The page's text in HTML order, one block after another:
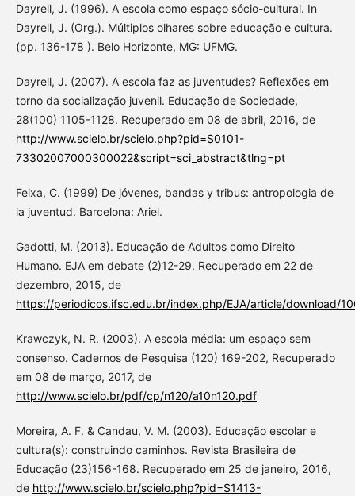
Dayrell, J. (1996). A escola como espaço sócio-cultural. In
Dayrell, J. (Org.). Múltiplos olhares sobre educação e cultura.
(pp. 136-178 ). Belo Horizonte, MG: UFMG.
Dayrell, J. (2007). A escola faz as juventudes? Reflexões em
torno da socialização juvenil. Educação de Sociedade,
28(100) 1105-1128. Recuperado em 08 de abril, 2016, de
http://www.scielo.br/scielo.php?pid=S0101-
73302007000300022&script=sci_abstract&tlng=pt
Feixa, C. (1999) De jóvenes, bandas y tribus: antropologia de
la juventud. Barcelona: Ariel.
Gadotti, M. (2013). Educação de Adultos como Direito
Humano. EJA em debate (2)12-29. Recuperado em 22 de
dezembro, 2015, de
https://periodicos.ifsc.edu.br/index.php/EJA/article/download/
Krawczyk, N. R. (2003). A escola média: um espaço sem
consenso. Cadernos de Pesquisa (120) 169-202, Recuperado
em 08 de março, 2017, de
http://www.scielo.br/pdf/cp/n120/a10n120.pdf
Moreira, A. F. & Candau, V. M. (2003). Educação escolar e
cultura(s): construindo caminhos. Revista Brasileira de
Educação (23)156-168. Recuperado em 25 de janeiro, 2016,
de http://www.scielo.br/scielo.php?pid=S1413-